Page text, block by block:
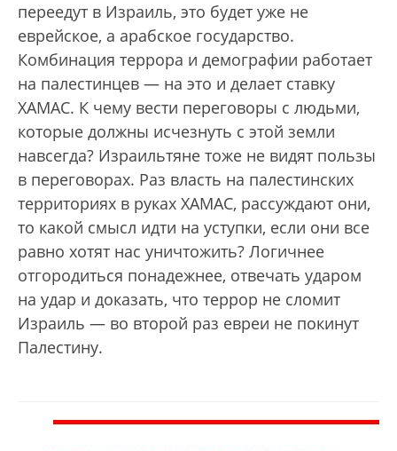
переедут в Израиль, это будет уже не
еврейское, а арабское государство.
Комбинация террора и демографии работает
на палестинцев — на это и делает ставку
ХАМАС. К чему вести переговоры с людьми,
которые должны исчезнуть с этой земли
навсегда? Израильтяне тоже не видят пользы
в переговорах. Раз власть на палестинских
территориях в руках ХАМАС, рассуждают они,
то какой смысл идти на уступки, если они все
равно хотят нас уничтожить? Логичнее
отгородиться понадежнее, отвечать ударом
на удар и доказать, что террор не сломит
Израиль — во второй раз евреи не покинут
Палестину.